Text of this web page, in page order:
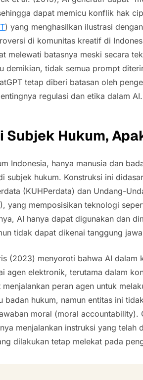
dapat memicu konflik hak
) yang menghasilkan ilustrasi
di komunitas kreatif di
melewati batasnya meski secara
demikian, tidak semua prompt
tetap diberi batasan oleh
regulasi dan etika dalam AI.
Subjek Hukum,
Indonesia, hanya manusia dan
subjek hukum. Konstruksi ini
(KUHPerdata) dan Undang-
yang memposisikan teknologi
AI hanya dapat digunakan dan
tidak dapat dikenai tanggung
(2023) menyoroti bahwa AI dalam
agen elektronik, terutama dalam
peran agen untuk
badan hukum, namun entitas ini
moral (moral accountability).
menjalankan instruksi yang telah
dilakukan tetap melekat pada